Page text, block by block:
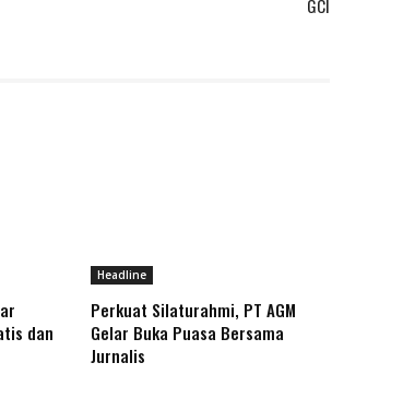
GCI
dan
Headline
Perkuat Silaturahmi, PT AGM
Gelar Buka Puasa Bersama
Jurnalis